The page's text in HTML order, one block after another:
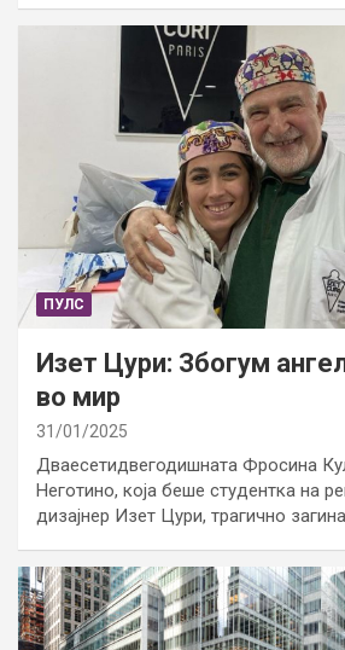
ПУЛС
Изет Цури: Збогум
во мир
31/01/2025
Дваесетидвегодишната Фросина
Неготино, која беше студентка на
дизајнер Изет Цури, трагично